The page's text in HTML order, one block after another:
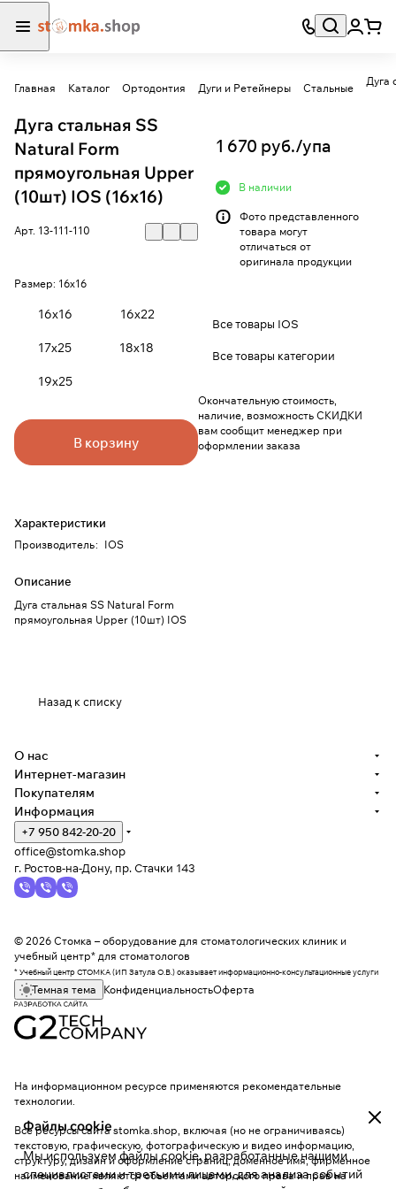
Главная Каталог Ортодонтия Дуги и Ретейнеры Стальные
Дуга
Дуга стальная SS
Natural Form
прямоугольная Upper
(10шт) IOS (16х16)
Арт. 13-111-110
Размер: 16х16
16х16 16х22
17х25 18х18
19х25
В корзину
Характеристики
Производитель: IOS
Описание
Дуга стальная SS Natural Form
прямоугольная Upper (10шт) IOS
1 670 руб./упа
В наличии
Фото представленного
товара могут
отличаться от
оригинала продукции
Все товары IOS
Все товары категории
Окончательную стоимость,
наличие, возможность СКИДКИ
вам сообщит менеджер при
оформлении заказа
Назад к списку
Файлы cookie
Мы используем файлы cookie, разработанные нашими
специалистами и третьими лицами, для анализа событий
О нас
Интернет-магазин
Покупателям
Информация
+7 950 842-20-20
office@stomka.shop
г. Ростов-на-Дону, пр. Стачки 143
© 2026 Стомка – оборудование для стоматологических клиник и
учебный центр* для стоматологов
* Учебный центр СТОМКА (ИП Затула О.В.) оказывает информационно-консультационные услуги
Темная тема КонфиденциальностьОферта
На информационном ресурсе применяются рекомендательные
технологии.
Все ресурсы сайта stomka.shop, включая (но не ограничиваясь)
текстовую, графическую, фотографическую и видео информацию,
структуру, дизайн и оформление страниц, доменное имя, фирменное
наименование являются объектами авторского права и прав на